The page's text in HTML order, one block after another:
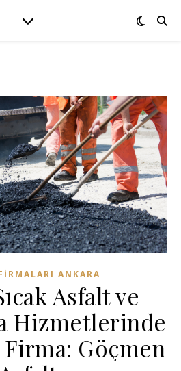
ANKARA
Asfalt ve
Hizmetlerinde
Göçmen